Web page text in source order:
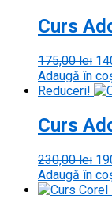
Curs
175,00lei
a
Adaugă în
Reduceri!
Curs
230,00lei
a
Adaugă în